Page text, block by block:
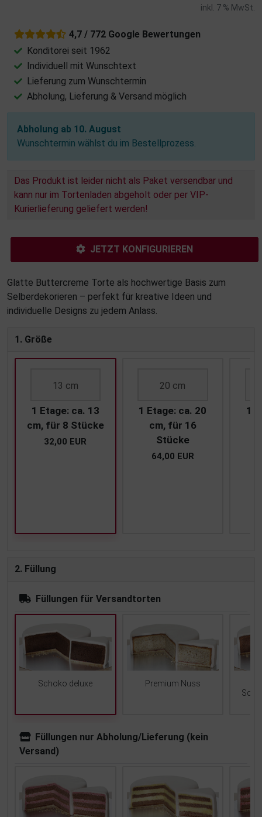
inkl. 7 % MwSt.
4,7 / 772 Google Bewertungen
Konditorei seit 1962
Individuell mit Wunschtext
Lieferung zum Wunschtermin
Abholung, Lieferung & Versand möglich
Abholung ab 10. August
Wunschtermin wählst du im Bestellprozess.
Das Produkt ist leider nicht als Paket versendbar und
kann nur im Tortenladen abgeholt oder per VIP-
Kurierlieferung geliefert werden!
JETZT KONFIGURIEREN
Glatte Buttercreme Torte als hochwertige Basis zum
Selberdekorieren – perfekt für kreative Ideen und
individuelle Designs zu jedem Anlass.
1. Größe
13 cm
1 Etage: ca. 13
cm, für 8 Stücke
32,00 EUR
20 cm
1 Etage: ca. 20
cm, für 16
Stücke
64,00 EUR
1
2. Füllung
Füllungen für Versandtorten
Schoko deluxe
Premium Nuss
Füllungen nur Abholung/Lieferung (kein
Versand)